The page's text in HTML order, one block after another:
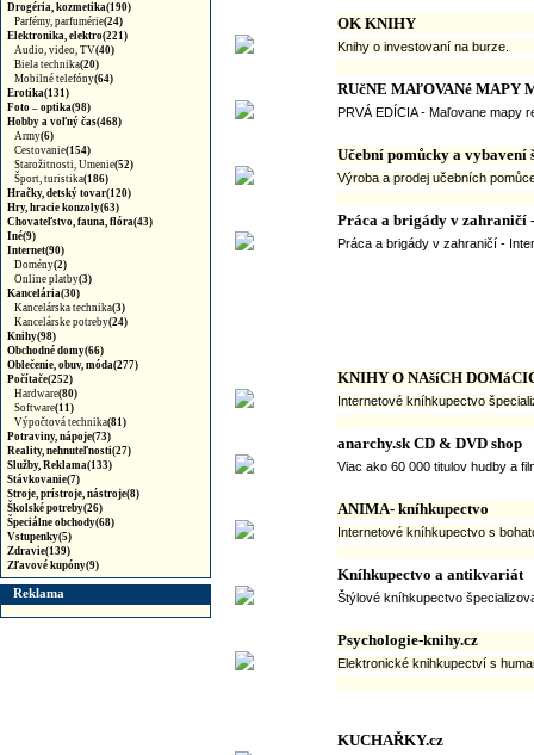
Drogéria, kozmetika(190)
Parfémy, parfumérie(24)
Elektronika, elektro(221)
Audio, video, TV(40)
Biela technika(20)
Mobilné telefóny(64)
Erotika(131)
Foto – optika(98)
Hobby a voľný čas(468)
Army(6)
Cestovanie(154)
Starožitnosti, Umenie(52)
Šport, turistika(186)
Hračky, detský tovar(120)
Hry, hracie konzoly(63)
Chovateľstvo, fauna, flóra(43)
Iné(9)
Internet(90)
Domény(2)
Online platby(3)
Kancelária(30)
Kancelárska technika(3)
Kancelárske potreby(24)
Knihy(98)
Obchodné domy(66)
Oblečenie, obuv, móda(277)
Počítače(252)
Hardware(80)
Software(11)
Výpočtová technika(81)
Potraviny, nápoje(73)
Reality, nehnuteľnosti(27)
Služby, Reklama(133)
Stávkovanie(7)
Stroje, prístroje, nástroje(8)
Školské potreby(26)
Špeciálne obchody(68)
Vstupenky(5)
Zdravie(139)
Zľavové kupóny(9)
Reklama
OK KNIHY
Knihy o investovaní na burze.
RUčNE MAľOVANé MAPY
PRVÁ EDÍCIA - Maľovane mapy
Učební pomůcky a vybavení
Výroba a prodej učebních
Práca a brigády v zahraničí
Práca a brigády v zahraničí -
KNIHY O NAšíCH
Internetové kníhkupectvo
anarchy.sk CD & DVD shop
Viac ako 60 000 titulov hudby a
ANIMA- kníhkupectvo
Internetové kníhkupectvo s
Kníhkupectvo a antikvariát
Štýlové kníhkupectvo
Psychologie-knihy.cz
Elektronické knihkupectví s
KUCHAŘKY.cz